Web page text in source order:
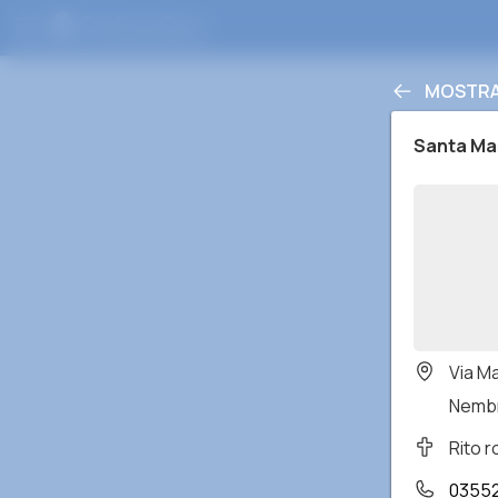
Santa
Via
Rito